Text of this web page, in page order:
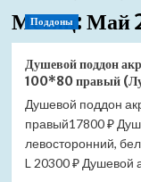
Месяц:Май
Поддоны
Душевой поддон
100*80 правый
Душевой поддон
правый17800 ₽
левосторонний,
L 20300 ₽ Душевой